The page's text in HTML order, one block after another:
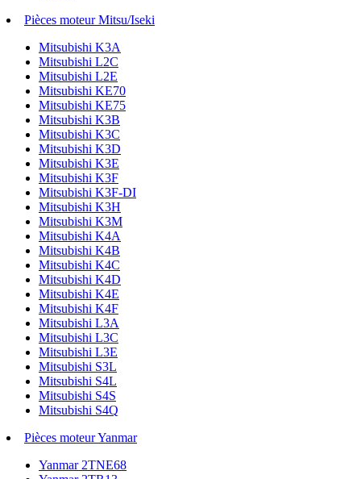
Pièces moteur Mitsu/Iseki
Mitsubishi K3A
Mitsubishi L2C
Mitsubishi L2E
Mitsubishi KE70
Mitsubishi KE75
Mitsubishi K3B
Mitsubishi K3C
Mitsubishi K3D
Mitsubishi K3E
Mitsubishi K3F
Mitsubishi K3F-DI
Mitsubishi K3H
Mitsubishi K3M
Mitsubishi K4A
Mitsubishi K4B
Mitsubishi K4C
Mitsubishi K4D
Mitsubishi K4E
Mitsubishi K4F
Mitsubishi L3A
Mitsubishi L3C
Mitsubishi L3E
Mitsubishi S3L
Mitsubishi S4L
Mitsubishi S4S
Mitsubishi S4Q
Pièces moteur Yanmar
Yanmar 2TNE68